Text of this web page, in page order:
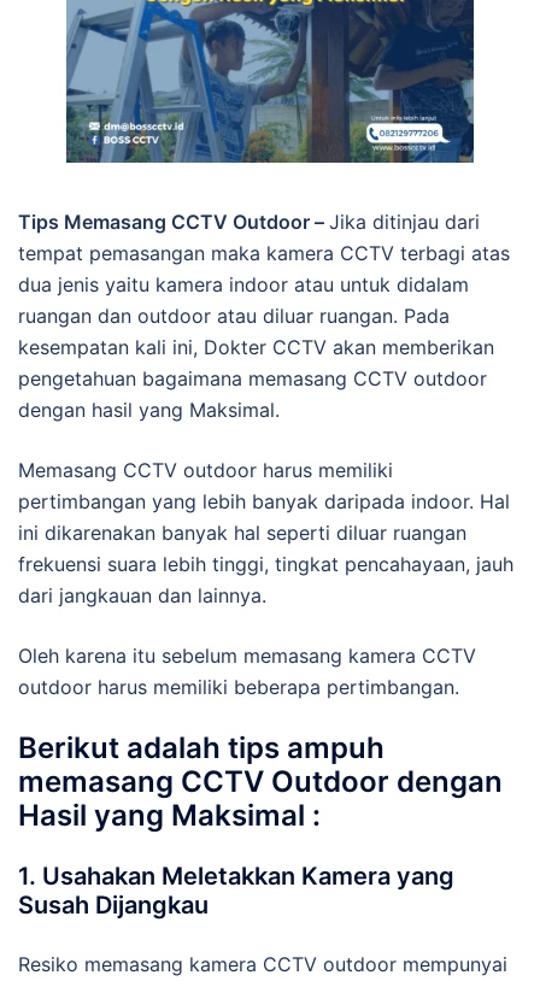
Tips Memasang CCTV Outdoor – Jika ditinjau dari
tempat pemasangan maka kamera CCTV terbagi atas
dua jenis yaitu kamera indoor atau untuk didalam
ruangan dan outdoor atau diluar ruangan. Pada
kesempatan kali ini, Dokter CCTV akan memberikan
pengetahuan bagaimana memasang CCTV outdoor
dengan hasil yang Maksimal.
Memasang CCTV outdoor harus memiliki
pertimbangan yang lebih banyak daripada indoor. Hal
ini dikarenakan banyak hal seperti diluar ruangan
frekuensi suara lebih tinggi, tingkat pencahayaan, jauh
dari jangkauan dan lainnya.
Oleh karena itu sebelum memasang kamera CCTV
outdoor harus memiliki beberapa pertimbangan.
Berikut adalah tips ampuh
memasang CCTV Outdoor dengan
Hasil yang Maksimal :
1. Usahakan Meletakkan Kamera yang
Susah Dijangkau
Resiko memasang kamera CCTV outdoor mempunyai